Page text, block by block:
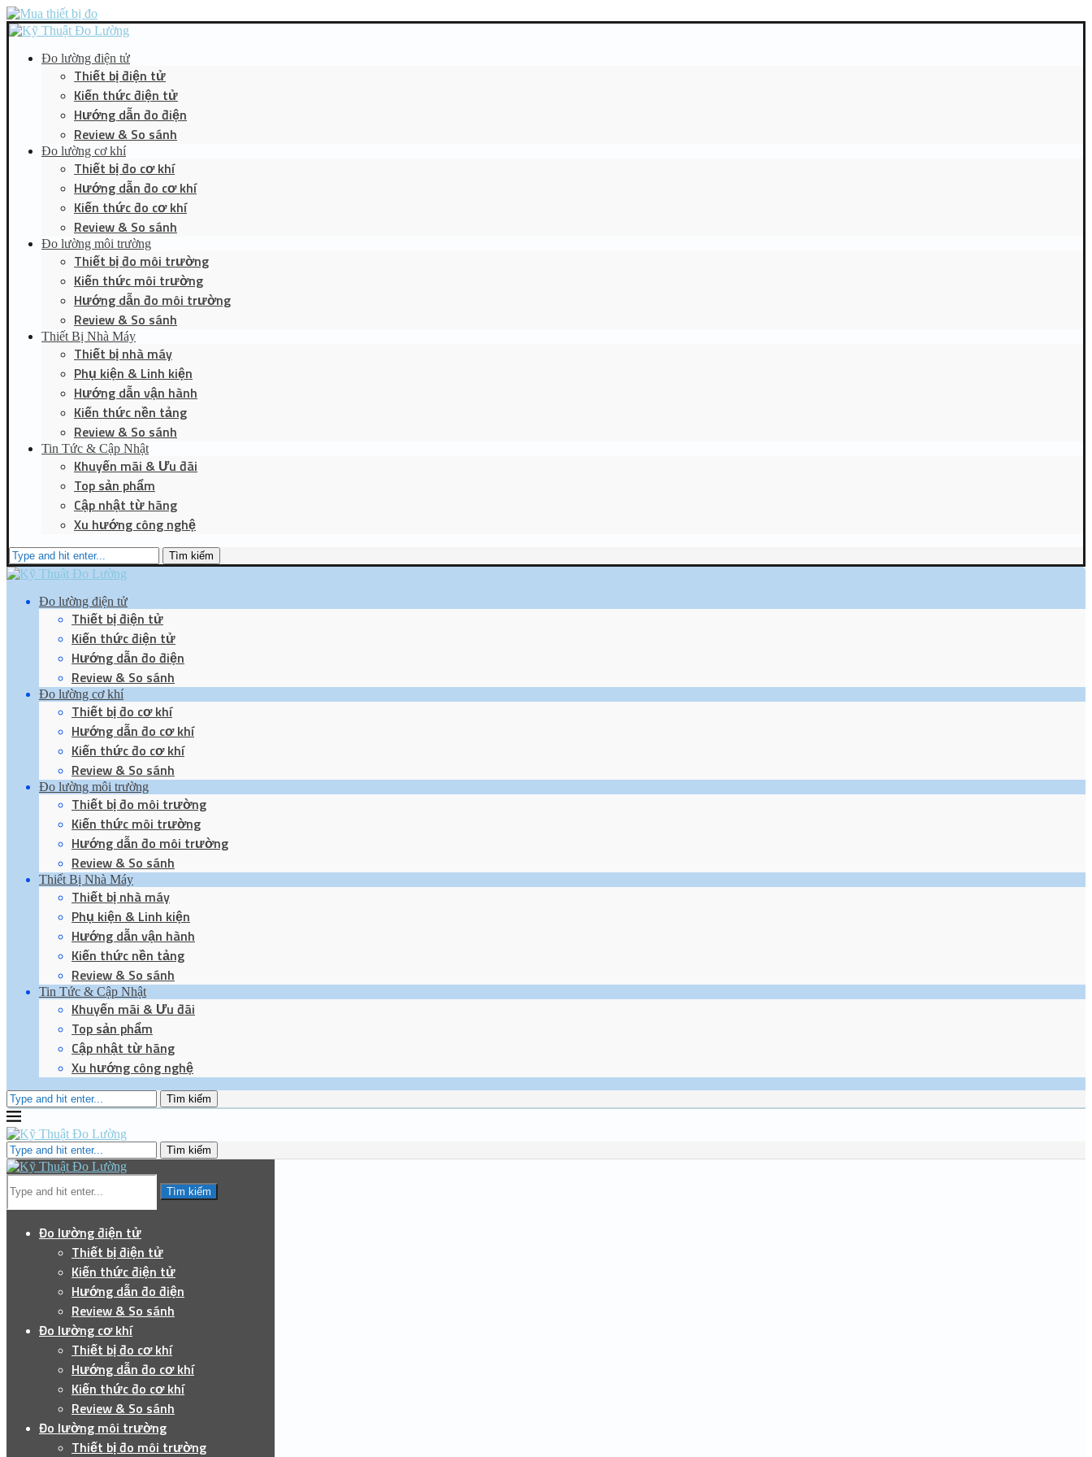
Đo lường điện tử
Thiết bị điện tử
Kiến thức điện tử
Hướng dẫn đo điện
Review & So sánh
Đo lường cơ khí
Thiết bị đo cơ khí
Hướng dẫn đo cơ khí
Kiến thức đo cơ khí
Review & So sánh
Đo lường môi trường
Thiết bị đo môi trường
Kiến thức môi trường
Hướng dẫn đo môi trường
Review & So sánh
Thiết Bị Nhà Máy
Thiết bị nhà máy
Phụ kiện & Linh kiện
Hướng dẫn vận hành
Kiến thức nền tảng
Review & So sánh
Tin Tức & Cập Nhật
Khuyến mãi & Ưu đãi
Top sản phẩm
Cập nhật từ hãng
Xu hướng công nghệ
Tìm kiếm
Đo lường điện tử
Thiết bị điện tử
Kiến thức điện tử
Hướng dẫn đo điện
Review & So sánh
Đo lường cơ khí
Thiết bị đo cơ khí
Hướng dẫn đo cơ khí
Kiến thức đo cơ khí
Review & So sánh
Đo lường môi trường
Thiết bị đo môi trường
Kiến thức môi trường
Hướng dẫn đo môi trường
Review & So sánh
Thiết Bị Nhà Máy
Thiết bị nhà máy
Phụ kiện & Linh kiện
Hướng dẫn vận hành
Kiến thức nền tảng
Review & So sánh
Tin Tức & Cập Nhật
Khuyến mãi & Ưu đãi
Top sản phẩm
Cập nhật từ hãng
Xu hướng công nghệ
Tìm kiếm
Tìm kiếm
Tìm kiếm
Đo lường điện tử
Thiết bị điện tử
Kiến thức điện tử
Hướng dẫn đo điện
Review & So sánh
Đo lường cơ khí
Thiết bị đo cơ khí
Hướng dẫn đo cơ khí
Kiến thức đo cơ khí
Review & So sánh
Đo lường môi trường
Thiết bị đo môi trường